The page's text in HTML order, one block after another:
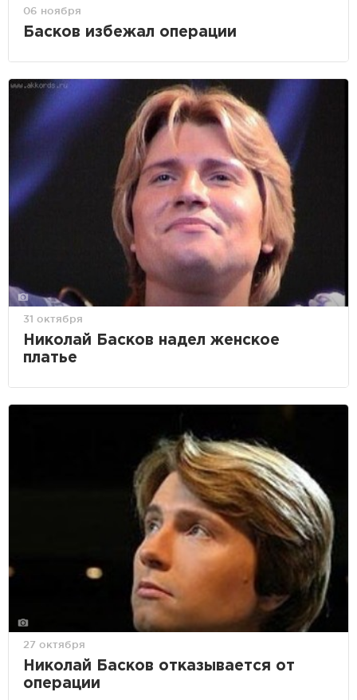
06 ноября
Басков избежал операции
31 октября
Николай Басков надел женское
платье
27 октября
Николай Басков отказывается от
операции